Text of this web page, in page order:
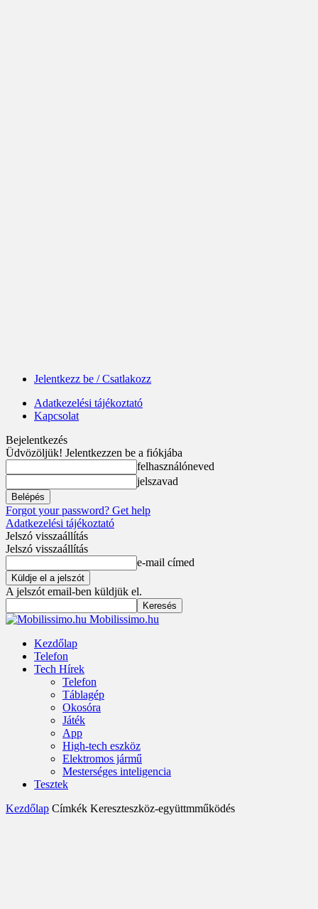
Jelentkezz be / Csatlakozz
Adatkezelési tájékoztató
Kapcsolat
Bejelentkezés
Üdvözöljük! Jelentkezzen be a fiókjába
felhasználóneved
jelszavad
Forgot your password? Get help
Adatkezelési tájékoztató
Jelszó visszaállítás
Jelszó visszaállítás
e-mail címed
A jelszót email-ben küldjük el.
Mobilissimo.hu
Kezdőlap
Telefon
Tech Hírek
Telefon
Táblagép
Okosóra
Játék
App
High-tech eszköz
Elektromos jármű
Mesterséges inteligencia
Tesztek
Kezdőlap Címkék Kereszteszköz-együttmműködés